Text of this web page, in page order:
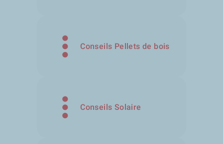
Conseils Pellets de bois
Conseils Solaire